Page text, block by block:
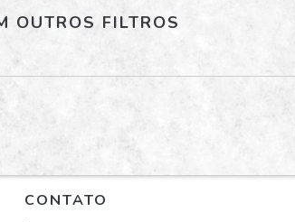
OUTROS FILTROS
CONTATO